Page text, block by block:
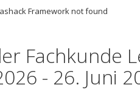
Framework not found
Fachkunde
- 26. Juni